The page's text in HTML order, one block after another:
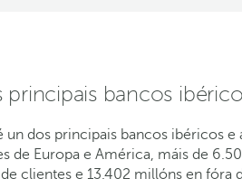
principais bancos
un dos principais bancos ibéricos
de Europa e América, máis de
clientes e 13.402 millóns en fóra